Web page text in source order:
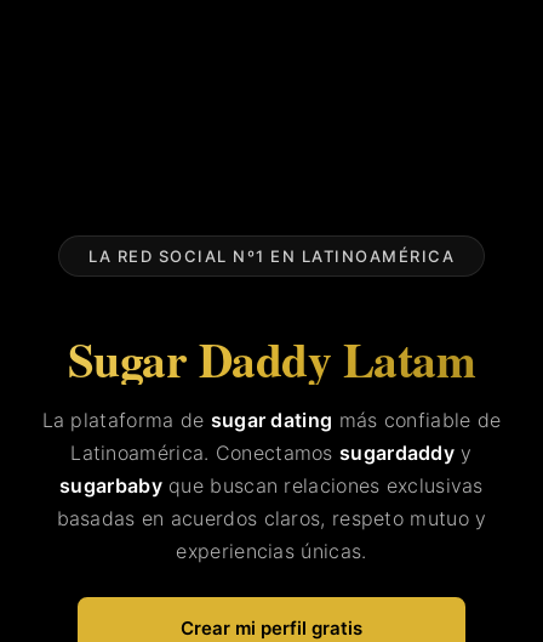
LA RED SOCIAL Nº1 EN LATINOAMÉRICA
Sugar Daddy Latam
La plataforma de sugar dating más confiable de
Latinoamérica. Conectamossugardaddy y
sugarbabyque buscan relaciones exclusivas
basadas en acuerdos claros, respeto mutuo y
experiencias únicas.
Crear mi perfil gratis